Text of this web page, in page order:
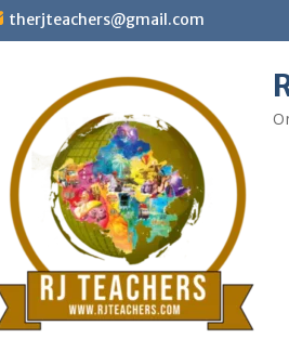
therjteachers@gmail.com